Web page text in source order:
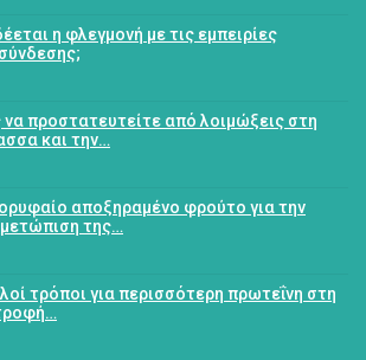
η φλεγμονή με τις εμπειρίες
προστατευτείτε από λοιμώξεις στη
και την…
αποξηραμένο φρούτο για την
της…
τρόποι για περισσότερη πρωτεΐνη στη